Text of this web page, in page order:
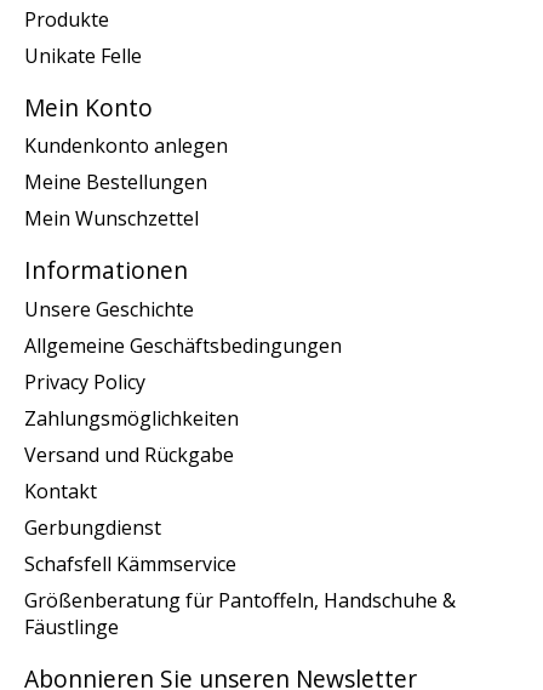
Produkte
Unikate Felle
Mein Konto
Kundenkonto anlegen
Meine Bestellungen
Mein Wunschzettel
Informationen
Unsere Geschichte
Allgemeine Geschäftsbedingungen
Privacy Policy
Zahlungsmöglichkeiten
Versand und Rückgabe
Kontakt
Gerbungdienst
Schafsfell Kämmservice
Größenberatung für Pantoffeln, Handschuhe &
Fäustlinge
Abonnieren Sie unseren Newsletter